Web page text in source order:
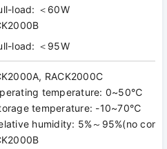
load: ＜60W
load: ＜95W
RACK2000C
temperature: 0~50℃
temperature: -10~70℃
humidity: 5%～95%(no